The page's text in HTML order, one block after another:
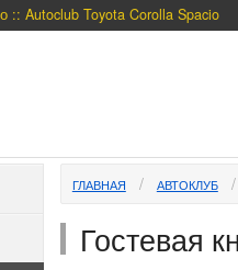
:: Autoclub Toyota Corolla Spacio
ГЛАВНАЯ АВТОКЛУБ
Гостевая